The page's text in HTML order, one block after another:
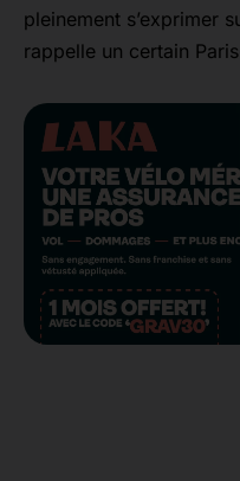
pleinement s’exprimer
rappelle un certain